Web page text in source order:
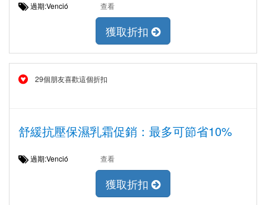
過期:Venció 查看
獲取折扣
29個朋友喜歡這個折扣
舒緩抗壓保濕乳霜促銷：最多可節省10%
過期:Venció 查看
獲取折扣